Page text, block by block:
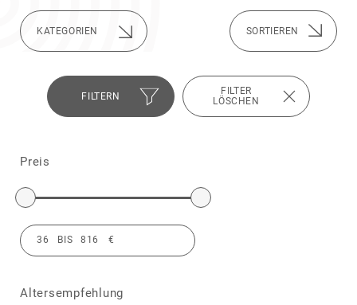
KATE­GO­RIEN
FILTERN
FILTER
LÖSCHEN
Preis
Altersempfehlung